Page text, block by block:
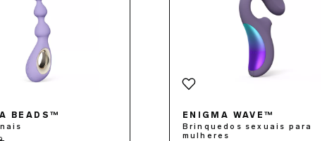
BEADS™ ENIGMA WAVE™
Brinquedos sexuais para
mulheres